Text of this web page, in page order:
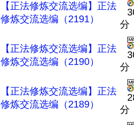
【正法修炼交流选编】正法
修炼交流选编（2191）
分
【正法修炼交流选编】正法
修炼交流选编（2190）
分
【正法修炼交流选编】正法
修炼交流选编（2189）
分